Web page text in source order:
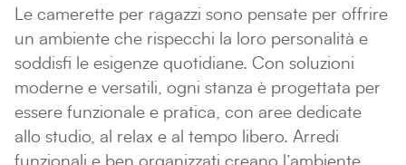
Le camerette per ragazzi sono pensate per offrire
un ambiente che rispecchi la loro personalità e
soddisfi le esigenze quotidiane. Con soluzioni
moderne e versatili, ogni stanza è progettata per
essere funzionale e pratica, con aree dedicate
allo studio, al relax e al tempo libero. Arredi